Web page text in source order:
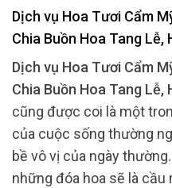
Dịch vụ Hoa Tươi Cẩm
Chia Buồn Hoa Tang Lễ,
Dịch vụ Hoa Tươi Cẩm
Chia Buồn Hoa Tang Lễ,
cũng được coi là một
của cuộc sống thường
bề vô vị của ngày
những đóa hoa sẽ là